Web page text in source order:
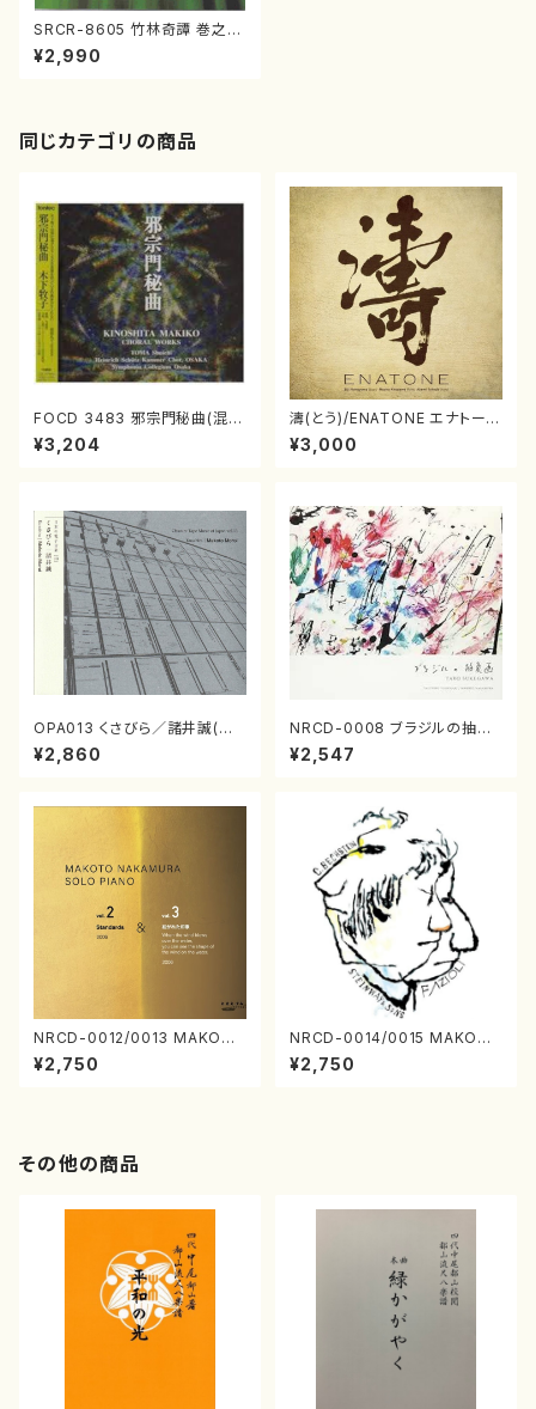
SRCR-8605 竹林奇譚 巻之壱
（尺八/諸井誠/CD）
¥2,990
同じカテゴリの商品
FOCD 3483 邪宗門秘曲(混声
合唱/木下牧子/CD)
¥3,204
濤(とう)/ENATONE エナトーネ
(CD)
¥3,000
OPA013 くさびら／諸井誠(電
子音楽／CD)
¥2,860
NRCD-0008 ブラジルの抽象
画（ギター, パーカッション／C
D）
¥2,547
NRCD-0012/0013 MAKOTO
NAKAMURA SOLO PIANO v
ol.2, vol.3（ピアノ／CD）
¥2,750
NRCD-0014/0015 MAKOTO
NAKAMURA SOLO PIANO
さんにんひとり（CD）
¥2,750
その他の商品